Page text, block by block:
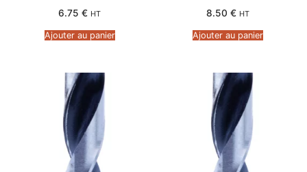
6.75 € HT
Ajouter au panier
8.50 € HT
Ajouter au panier